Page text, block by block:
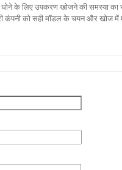
के लिए उपकरण खोजने की समस्या का
कंपनी को सही मॉडल के चयन और खोज